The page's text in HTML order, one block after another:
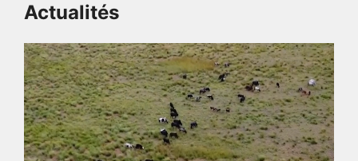
Actualités